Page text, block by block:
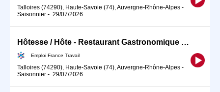
Talloires (74290), Haute-Savoie (74), Auvergne-Rhône-Alpes -
Saisonnier - 29/07/2026
Hôtesse / Hôte - Restaurant Gastronomique 2 Jean Sulpice (H/F)
Emploi France Travail
Talloires (74290), Haute-Savoie (74), Auvergne-Rhône-Alpes -
Saisonnier - 29/07/2026